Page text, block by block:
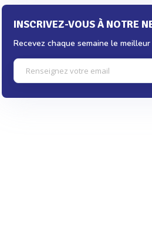
INSCRIVEZ-VOUS À NOTRE
Recevez chaque semaine le